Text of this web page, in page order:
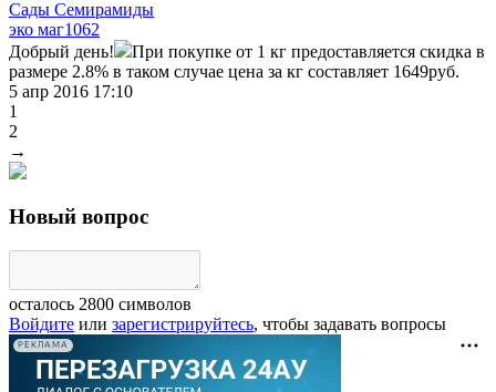
Сады Семирамиды
эко маг1062
Добрый день!
При покупке от 1 кг предоставляется скидка в
размере 2.8% в таком случае цена за кг составляет 1649руб.
5 апр 2016 17:10
1
2
→
Новый вопрос
осталось 2800 символов
Войдите или зарегистрируйтесь, чтобы задавать вопросы
РЕКЛАМА